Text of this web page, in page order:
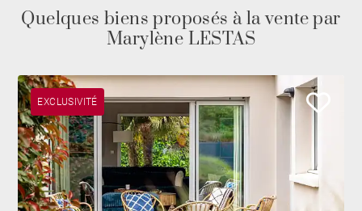
Quelques biens proposés à la vente par
Marylène LESTAS
EXCLUSIVITÉ